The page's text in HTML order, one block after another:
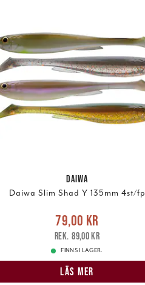
DAIWA
Daiwa Slim Shad Y 135mm 4st/fp
Nuvarande pris :79,00 kr
pris: 89,00 kr
79,00 kr
89,00 kr
FINNS I LAGER.
LÄS MER